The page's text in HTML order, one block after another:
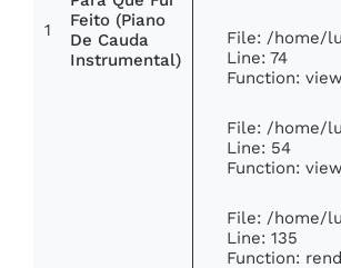
1
Feito (Piano
De Cauda
Instrumental)
File: /home/
Line: 74
Function: view
File: /home/
Line: 54
Function: view
File: /home/
Line: 135
Function: